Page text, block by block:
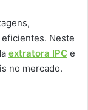
Neste
extratora IPC e
no mercado.